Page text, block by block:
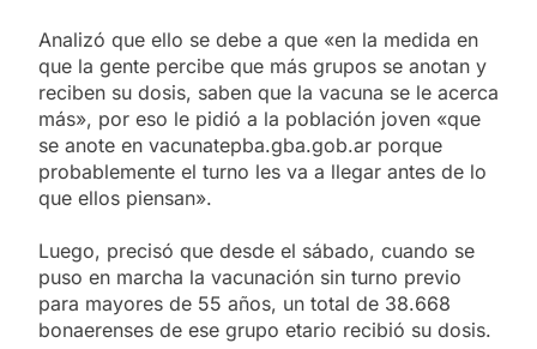
Analizó que ello se debe a que «en la medida en
que la gente percibe que más grupos se anotan y
reciben su dosis, saben que la vacuna se le acerca
más», por eso le pidió a la población joven «que
se anote en vacunatepba.gba.gob.ar porque
probablemente el turno les va a llegar antes de lo
que ellos piensan».
Luego, precisó que desde el sábado, cuando se
puso en marcha la vacunación sin turno previo
para mayores de 55 años, un total de 38.668
bonaerenses de ese grupo etario recibió su dosis.